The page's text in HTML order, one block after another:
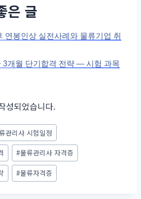
은 글
연봉인상 실전사례와 물류기업 취
3개월 단기합격 전략 — 시험 과목
성되었습니다.
관리사 시험일정
#물류관리사 자격증
#물류자격증